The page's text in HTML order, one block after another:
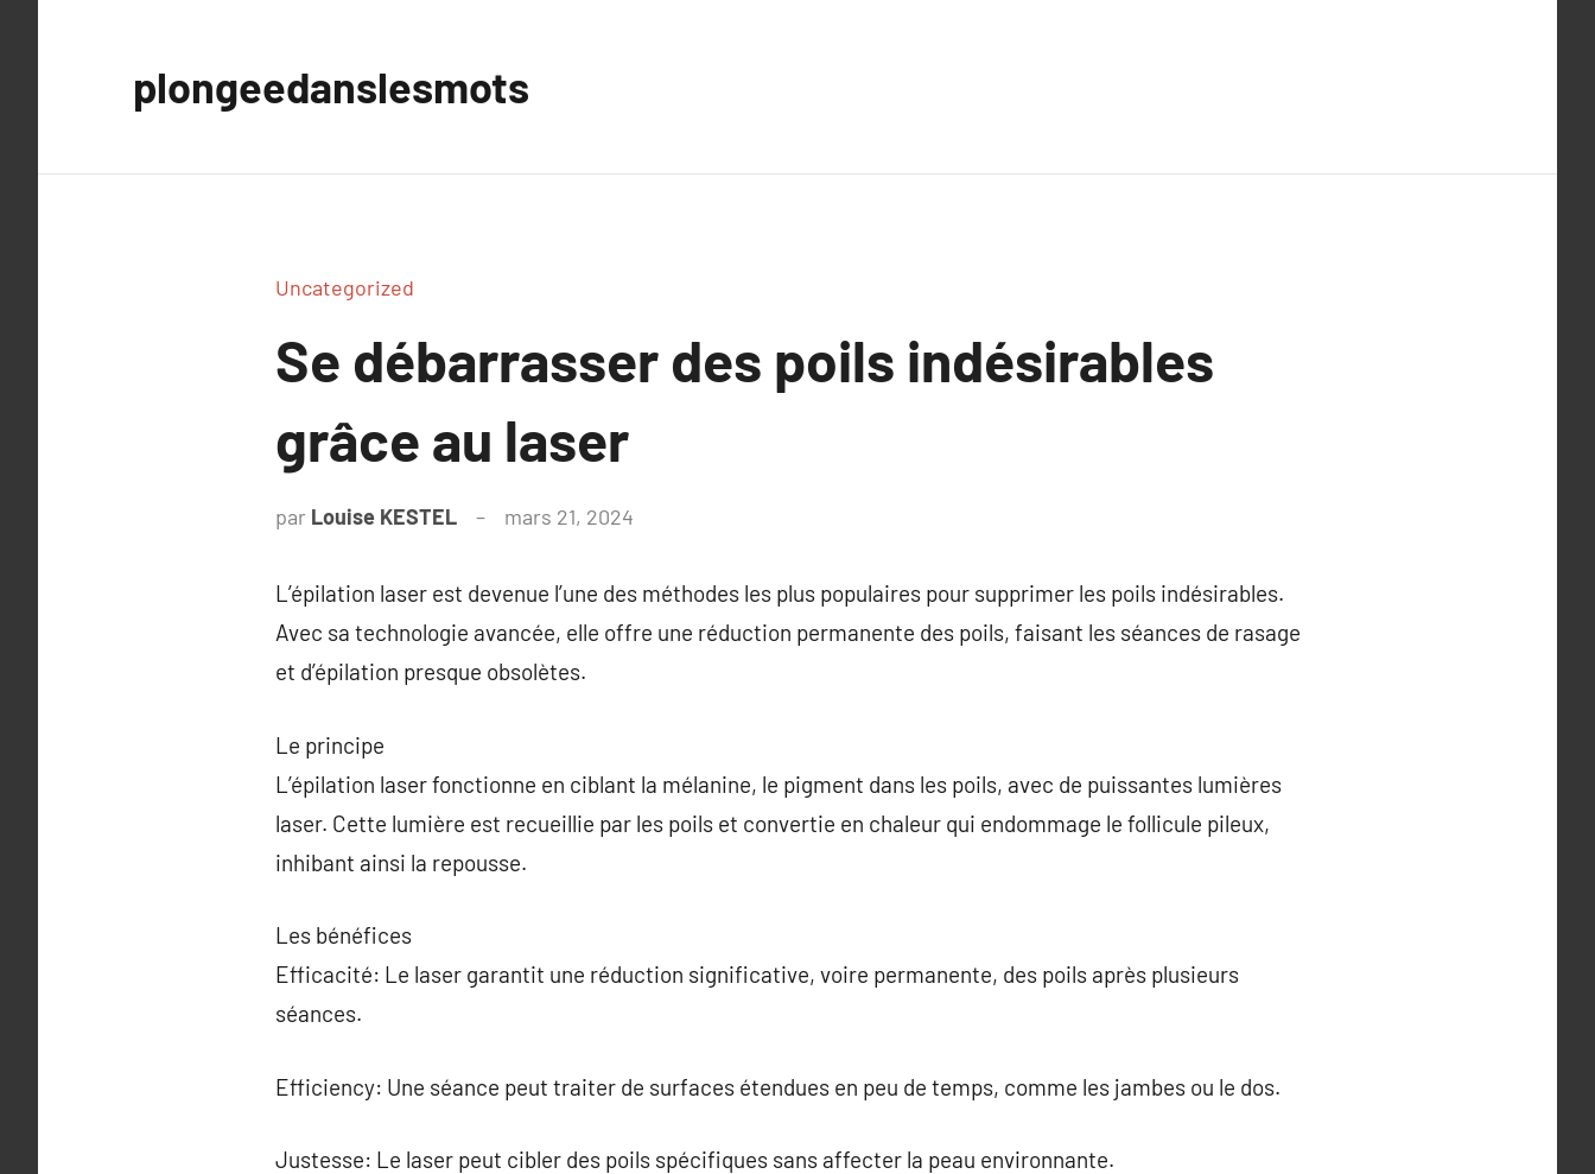
plongeedanslesmots
Uncategorized
Se débarrasser des poils indésirables
grâce au laser
par Louise KESTEL mars 21, 2024
L’épilation laser est devenue l’une des méthodes les plus populaires pour supprimer les poils indésirables.
Avec sa technologie avancée, elle offre une réduction permanente des poils, faisant les séances de rasage
et d’épilation presque obsolètes.
Le principe
L’épilation laser fonctionne en ciblant la mélanine, le pigment dans les poils, avec de puissantes lumières
laser. Cette lumière est recueillie par les poils et convertie en chaleur qui endommage le follicule pileux,
inhibant ainsi la repousse.
Les bénéfices
Efficacité: Le laser garantit une réduction significative, voire permanente, des poils après plusieurs
séances.
Efficiency: Une séance peut traiter de surfaces étendues en peu de temps, comme les jambes ou le dos.
Justesse: Le laser peut cibler des poils spécifiques sans affecter la peau environnante.